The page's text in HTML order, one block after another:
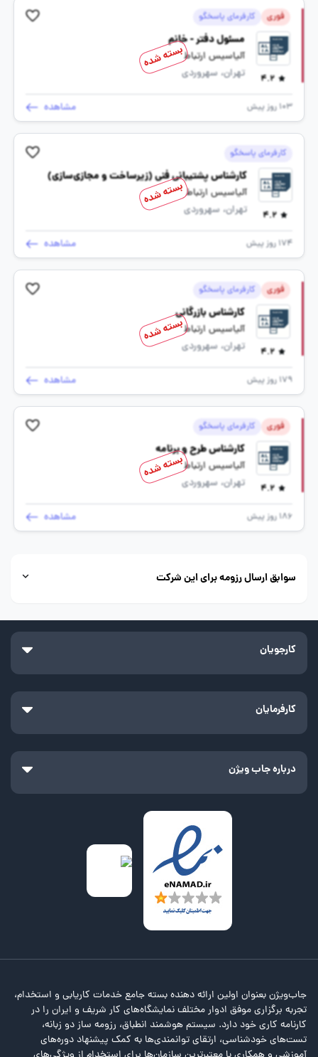
فوری کارفرمای پاسخگو
4.2
مسئول دفتر - خانم
آلیاسیس ارتباط
تهران، سهروردی
103 روز پیش مشاهده
بسته شده
کارفرمای پاسخگو
4.2
کارشناس پشتیبانی فنی (زیرساخت و مجازی‌سازی)
آلیاسیس ارتباط
تهران، سهروردی
174 روز پیش مشاهده
بسته شده
فوری کارفرمای پاسخگو
4.2
کارشناس بازرگانی
آلیاسیس ارتباط
تهران، سهروردی
179 روز پیش مشاهده
بسته شده
فوری کارفرمای پاسخگو
4.2
کارشناس طرح و برنامه
آلیاسیس ارتباط
تهران، سهروردی
186 روز پیش مشاهده
بسته شده
سوابق ارسال رزومه برای این شرکت
کارجویان
کارفرمایان
درباره جاب ویژن
جاب‌ویژن بعنوان اولین ارائه دهنده بسته جامع خدمات کاریابی و استخدام،
تجربه برگزاری موفق ادوار مختلف نمایشگاه‌های کار شریف و ایران را در
کارنامه کاری خود دارد. سیستم هوشمند انطباق، رزومه ساز دو زبانه،
تست‌های خودشناسی، ارتقای توانمندی‌ها به کمک پیشنهاد دوره‌های